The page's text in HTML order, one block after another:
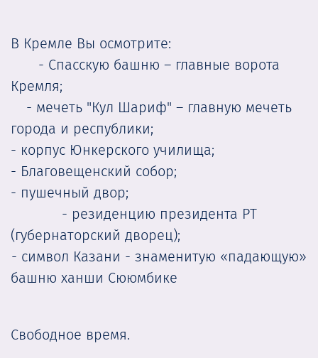
В Кремле Вы осмотрите:
- Спасскую башню – главные ворота
Кремля;
- мечеть "Кул Шариф" – главную мечеть
города и республики;
- корпус Юнкерского училища;
- Благовещенский собор;
- пушечный двор;
- резиденцию президента РТ
(губернаторский дворец);
- символ Казани - знаменитую «падающую»
башню ханши Сююмбике
Свободное время.